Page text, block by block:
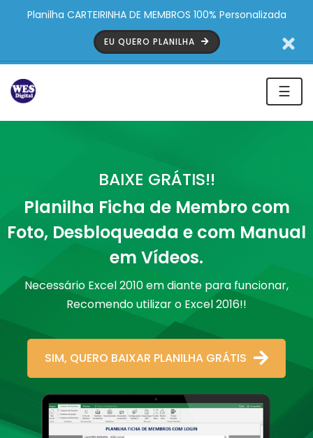
Planilha CARTEIRINHA DE MEMBROS 100% Personalizada
EU QUERO PLANILHA
☰
BAIXE GRÁTIS!!
Planilha Ficha de Membro com
Foto, Desbloqueada e com Manual
em Vídeos.
Necessário Excel 2010 em diante para funcionar,
Recomendo utilizar o Excel 2016!!
SIM, QUERO BAIXAR PLANILHA GRÁTIS